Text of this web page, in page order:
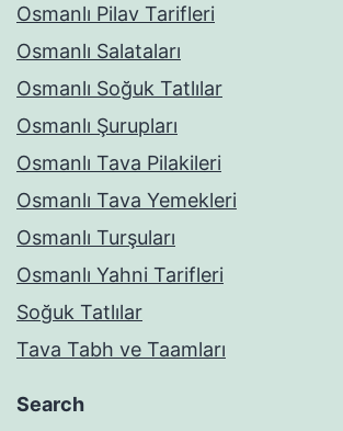
Osmanlı Pilav Tarifleri
Osmanlı Salataları
Osmanlı Soğuk Tatlılar
Osmanlı Şurupları
Osmanlı Tava Pilakileri
Osmanlı Tava Yemekleri
Osmanlı Turşuları
Osmanlı Yahni Tarifleri
Soğuk Tatlılar
Tava Tabh ve Taamları
Search